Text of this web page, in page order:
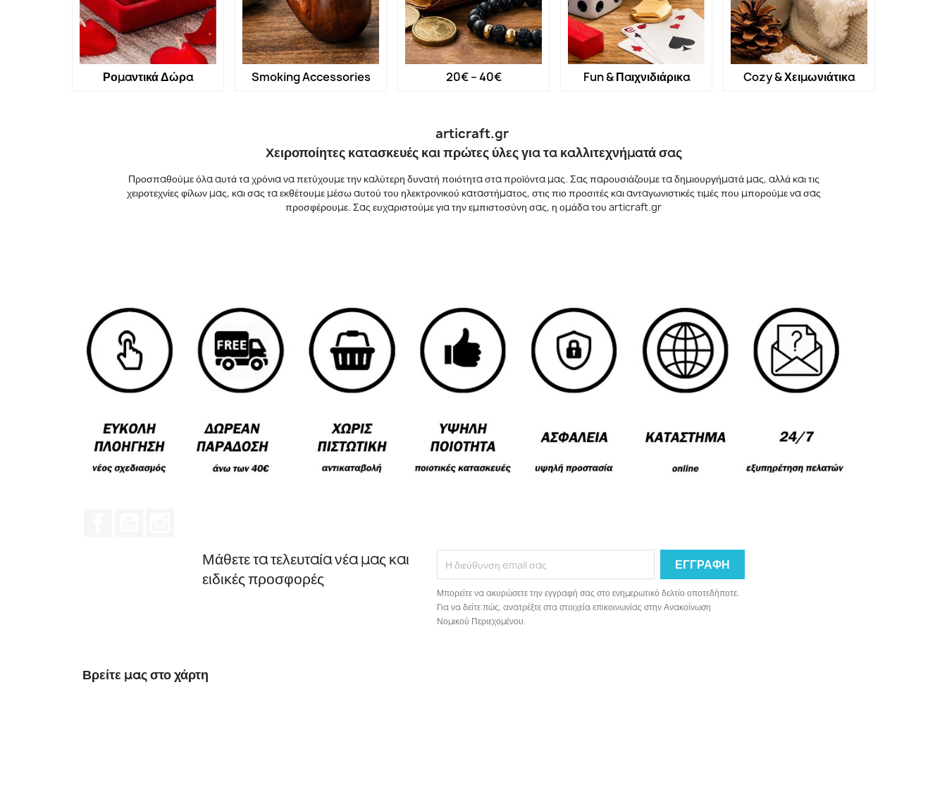
Ρομαντικά Δώρα Smoking Accessories 20€ – 40€ Fun & Παιχνιδιάρικα Cozy & Χειμωνιάτικα
articraft.gr
Χειροποίητες κατασκευές και πρώτες ύλες για τα καλλιτεχνήματά σας
Προσπαθούμε όλα αυτά τα χρόνια να πετύχουμε την καλύτερη δυνατή ποιότητα στα προϊόντα μας. Σας παρουσιάζουμε τα δημιουργήματά μας, αλλά και τις
χειροτεχνίες φίλων μας, και σας τα εκθέτουμε μέσω αυτού του ηλεκτρονικού καταστήματος, στις πιο προσιτές και ανταγωνιστικές τιμές που μπορούμε να σας
προσφέρουμε. Σας ευχαριστούμε για την εμπιστοσύνη σας, η ομάδα του articraft.gr
Μάθετε τα τελευταία νέα μας και
ειδικές προσφορές
Μπορείτε να ακυρώσετε την εγγραφή σας στο ενημερωτικό δελτίο οποτεδήποτε.
Για να δείτε πώς, ανατρέξτε στα στοιχεία επικοινωνίας στην Ανακοίνωση
Νομικού Περιεχομένου.
Βρείτε μας στο χάρτη